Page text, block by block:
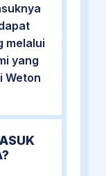
melalui
yang
Weton